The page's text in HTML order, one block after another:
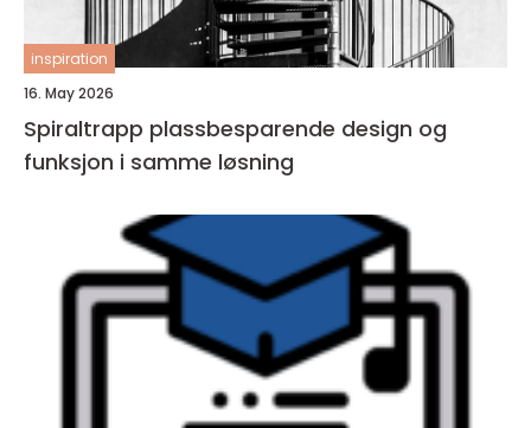
inspiration
16. May 2026
Spiraltrapp plassbesparende design og
funksjon i samme løsning